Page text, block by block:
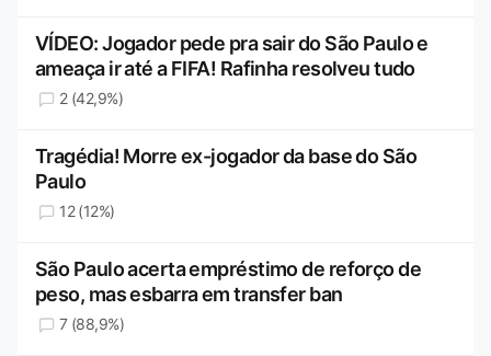
VÍDEO: Jogador pede pra sair do São Paulo e
ameaça ir até a FIFA! Rafinha resolveu tudo
2 (42,9%)
Tragédia! Morre ex-jogador da base do São
Paulo
12 (12%)
São Paulo acerta empréstimo de reforço de
peso, mas esbarra em transfer ban
7 (88,9%)